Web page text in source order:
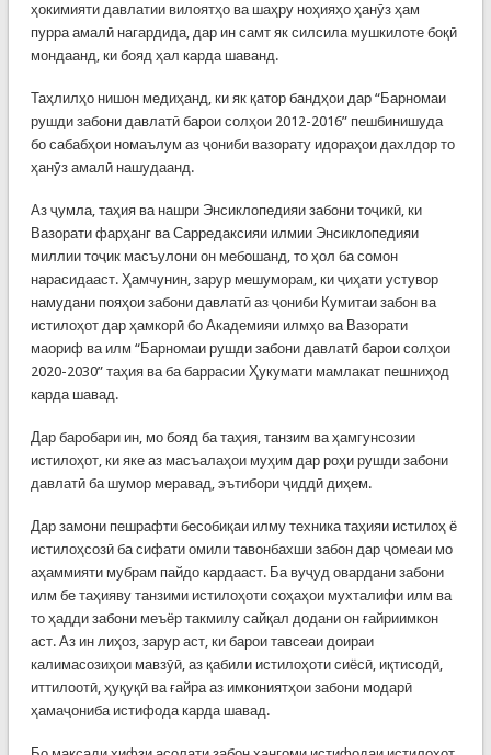
ҳокимияти давлатии вилоятҳо ва шаҳру ноҳияҳо ҳанӯз ҳам
пурра амалӣ нагардида, дар ин самт як силсила мушкилоте боқӣ
мондаанд, ки бояд ҳал карда шаванд.
Таҳлилҳо нишон медиҳанд, ки як қатор бандҳои дар “Барномаи
рушди забони давлатӣ барои солҳои 2012-2016” пешбинишуда
бо сабабҳои номаълум аз ҷониби вазорату идораҳои дахлдор то
ҳанӯз амалӣ нашудаанд.
Аз ҷумла, таҳия ва нашри Энсиклопедияи забони тоҷикӣ, ки
Вазорати фарҳанг ва Сарредаксияи илмии Энсиклопедияи
миллии тоҷик масъулони он мебошанд, то ҳол ба сомон
нарасидааст. Ҳамчунин, зарур мешуморам, ки ҷиҳати устувор
намудани пояҳои забони давлатӣ аз ҷониби Кумитаи забон ва
истилоҳот дар ҳамкорӣ бо Академияи илмҳо ва Вазорати
маориф ва илм “Барномаи рушди забони давлатӣ барои солҳои
2020-2030” таҳия ва ба баррасии Ҳукумати мамлакат пешниҳод
карда шавад.
Дар баробари ин, мо бояд ба таҳия, танзим ва ҳамгунсозии
истилоҳот, ки яке аз масъалаҳои муҳим дар роҳи рушди забони
давлатӣ ба шумор меравад, эътибори ҷиддӣ диҳем.
Дар замони пешрафти бесобиқаи илму техника таҳияи истилоҳ ё
истилоҳсозӣ ба сифати омили тавонбахши забон дар ҷомеаи мо
аҳаммияти мубрам пайдо кардааст. Ба вуҷуд овардани забони
илм бе таҳияву танзими истилоҳоти соҳаҳои мухталифи илм ва
то ҳадди забони меъёр такмилу сайқал додани он ғайриимкон
аст. Аз ин лиҳоз, зарур аст, ки барои тавсеаи доираи
калимасозиҳои мавзӯӣ, аз қабили истилоҳоти сиёсӣ, иқтисодӣ,
иттилоотӣ, ҳуқуқӣ ва ғайра аз имкониятҳои забони модарӣ
ҳамаҷониба истифода карда шавад.